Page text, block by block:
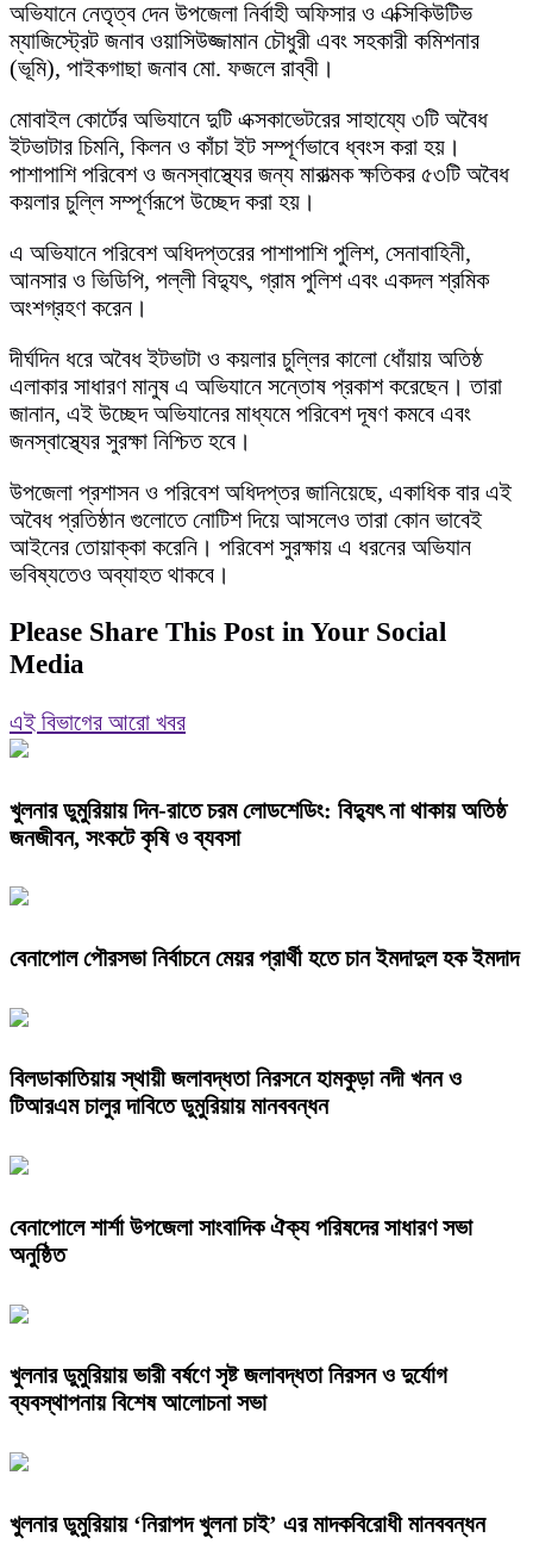
অভিযানে নেতৃত্ব দেন উপজেলা নির্বাহী অফিসার ও এক্সিকিউটিভ
ম্যাজিস্ট্রেট জনাব ওয়াসিউজ্জামান চৌধুরী এবং সহকারী কমিশনার
(ভূমি), পাইকগাছা জনাব মো. ফজলে রাব্বী।
মোবাইল কোর্টের অভিযানে দুটি এক্সকাভেটরের সাহায্যে ৩টি অবৈধ
ইটভাটার চিমনি, কিলন ও কাঁচা ইট সম্পূর্ণভাবে ধ্বংস করা হয়।
পাশাপাশি পরিবেশ ও জনস্বাস্থ্যের জন্য মারাত্মক ক্ষতিকর ৫৩টি অবৈধ
কয়লার চুল্লি সম্পূর্ণরূপে উচ্ছেদ করা হয়।
এ অভিযানে পরিবেশ অধিদপ্তরের পাশাপাশি পুলিশ, সেনাবাহিনী,
আনসার ও ভিডিপি, পল্লী বিদ্যুৎ, গ্রাম পুলিশ এবং একদল শ্রমিক
অংশগ্রহণ করেন।
দীর্ঘদিন ধরে অবৈধ ইটভাটা ও কয়লার চুল্লির কালো ধোঁয়ায় অতিষ্ঠ
এলাকার সাধারণ মানুষ এ অভিযানে সন্তোষ প্রকাশ করেছেন। তারা
জানান, এই উচ্ছেদ অভিযানের মাধ্যমে পরিবেশ দূষণ কমবে এবং
জনস্বাস্থ্যের সুরক্ষা নিশ্চিত হবে।
উপজেলা প্রশাসন ও পরিবেশ অধিদপ্তর জানিয়েছে, একাধিক বার এই
অবৈধ প্রতিষ্ঠান গুলোতে নোটিশ দিয়ে আসলেও তারা কোন ভাবেই
আইনের তোয়াক্কা করেনি। পরিবেশ সুরক্ষায় এ ধরনের অভিযান
ভবিষ্যতেও অব্যাহত থাকবে।
Please Share This Post in Your Social
Media
এই বিভাগের আরো খবর
খুলনার ডুমুরিয়ায় দিন-রাতে চরম লোডশেডিং: বিদ্যুৎ না থাকায় অতিষ্ঠ
জনজীবন, সংকটে কৃষি ও ব্যবসা
বেনাপোল পৌরসভা নির্বাচনে মেয়র প্রার্থী হতে চান ইমদাদুল হক ইমদাদ
বিলডাকাতিয়ায় স্থায়ী জলাবদ্ধতা নিরসনে হামকুড়া নদী খনন ও
টিআরএম চালুর দাবিতে ডুমুরিয়ায় মানববন্ধন
বেনাপোলে শার্শা উপজেলা সাংবাদিক ঐক্য পরিষদের সাধারণ সভা
অনুষ্ঠিত
খুলনার ডুমুরিয়ায় ভারী বর্ষণে সৃষ্ট জলাবদ্ধতা নিরসন ও দুর্যোগ
ব্যবস্থাপনায় বিশেষ আলোচনা সভা
খুলনার ডুমুরিয়ায় ‘নিরাপদ খুলনা চাই’ এর মাদকবিরোধী মানববন্ধন